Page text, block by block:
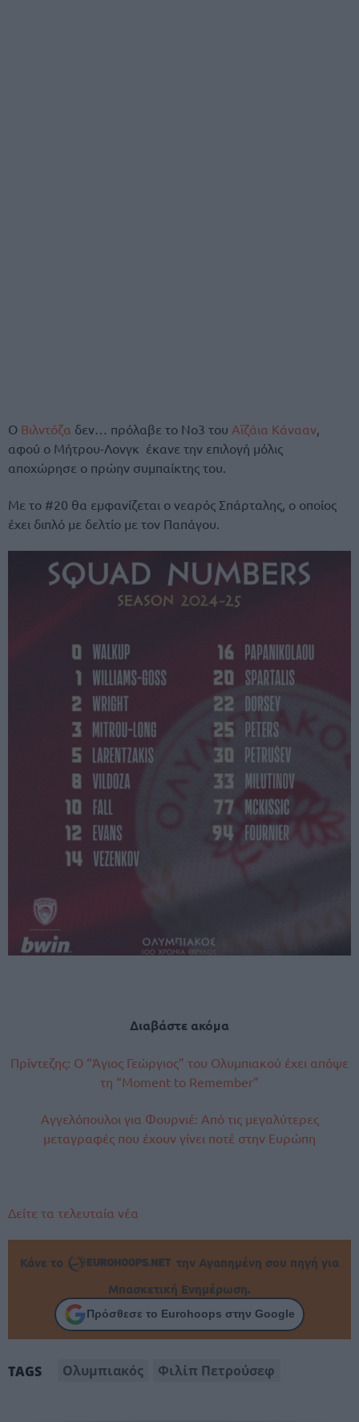
Ο Βιλντόζα δεν… πρόλαβε το Νο3 του Αϊζάια Κάνααν
αφού ο Μήτρου-Λονγκ έκανε την επιλογή μόλις
αποχώρησε ο πρώην συμπαίκτης του.
Με το #20 θα εμφανίζεται ο νεαρός Σπάρταλης, ο οποίος
έχει διπλό με δελτίο με τον Παπάγου.
Διαβάστε ακόμα
Πρίντεζης: Ο “Άγιος Γεώργιος” του Ολυμπιακού έχει απόψε
τη “Moment to Remember”
Αγγελόπουλοι για Φουρνιέ: Από τις μεγαλύτερες
μεταγραφές που έχουν γίνει ποτέ στην Ευρώπη
Δείτε τα τελευταία νέα
Κάνε το
την Αγαπημένη σου πηγή για
Μπασκετική Ενημέρωση.
Πρόσθεσε το Eurohoops στην Google
TAGS Ολυμπιακός Φιλίπ Πετρούσεφ